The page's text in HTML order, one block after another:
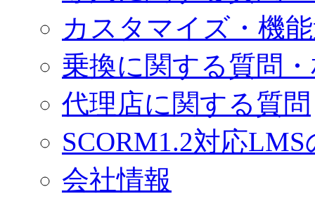
カスタマイズ・機
乗換に関する質問
代理店に関する質問
SCORM1.2対応
会社情報